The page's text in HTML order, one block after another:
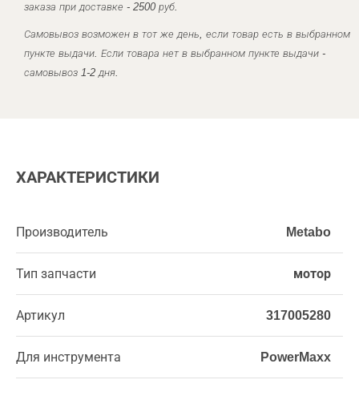
заказа при доставке - 2500 руб.
Самовывоз возможен в тот же день, если товар есть в выбранном
пункте выдачи. Если товара нет в выбранном пункте выдачи -
самовывоз 1-2 дня.
ХАРАКТЕРИСТИКИ
Производитель Metabo
Тип запчасти мотор
Артикул 317005280
Для инструмента PowerMaxx